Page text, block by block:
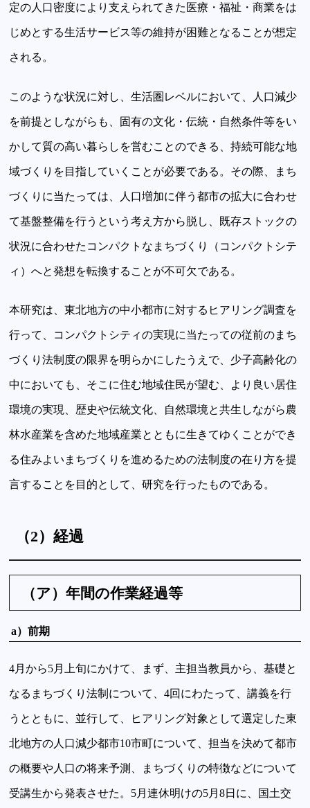
定の人口密度により支えられてきた医療・福祉・商業をは
じめとする生活サービス等の維持が困難となることが想定
される。
このような状況に対し、生活圏レベルにおいて、人口減少
を前提としながらも、固有の文化・伝統・自然条件等をい
かして質の高い暮らしを営むことのできる、持続可能な地
域づくりを目指していくことが必要である。その際、まち
づくりに当たっては、人口増加に伴う都市の拡大に合わせ
て基盤整備を行うという考え方から脱し、既存ストックの
状況に合わせたコンパクトなまちづくり（コンパクトシテ
ィ）へと発想を転換することが不可欠である。
本研究は、東北地方の中小都市に対するヒアリング調査を
行って、コンパクトシティの実現に当たっての従前のまち
づくり法制度の限界を明らかにしたうえで、少子高齢化の
中においても、そこに住む地域住民が望む、より良い居住
環境の実現、歴史や伝統文化、自然環境と共生しながら農
林水産業を含めた地域産業とともに生きてゆくことができ
る住みよいまちづくりを進めるための法制度の在り方を提
言することを目的として、研究を行ったものである。
（2）経過
（ア）年間の作業経過等
a）前期
4月から5月上旬にかけて、まず、主担当教員から、基礎と
なるまちづくり法制について、4回にわたって、講義を行
うとともに、並行して、ヒアリング対象として選定した東
北地方の人口減少都市10市町について、担当を決めて都市
の概要や人口の将来予測、まちづくりの特徴などについて
受講生から発表させた。5月連休明けの5月8日に、国土交